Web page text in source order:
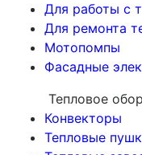
Для работы с
Для ремонта
Мотопомпы
Фасадные
Тепловое
Конвекторы
Тепловые